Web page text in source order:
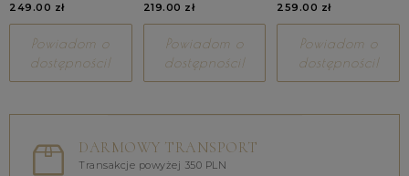
249.00 zł
Powiadom o
dostępności!
219.00 zł
Powiadom o
dostępności!
259.00 zł
Powiadom o
dostępności!
DARMOWY TRANSPORT
Transakcje powyżej 350 PLN